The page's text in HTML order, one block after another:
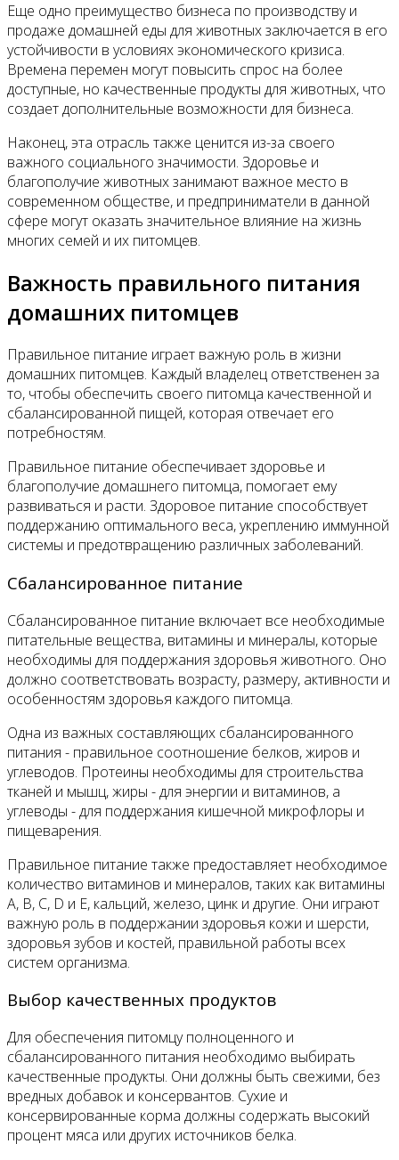
Еще одно преимущество бизнеса по производству и
продаже домашней еды для животных заключается в его
устойчивости в условиях экономического кризиса.
Времена перемен могут повысить спрос на более
доступные, но качественные продукты для животных, что
создает дополнительные возможности для бизнеса.
Наконец, эта отрасль также ценится из-за своего
важного социального значимости. Здоровье и
благополучие животных занимают важное место в
современном обществе, и предприниматели в данной
сфере могут оказать значительное влияние на жизнь
многих семей и их питомцев.
Важность правильного питания
домашних питомцев
Правильное питание играет важную роль в жизни
домашних питомцев. Каждый владелец ответственен за
то, чтобы обеспечить своего питомца качественной и
сбалансированной пищей, которая отвечает его
потребностям.
Правильное питание обеспечивает здоровье и
благополучие домашнего питомца, помогает ему
развиваться и расти. Здоровое питание способствует
поддержанию оптимального веса, укреплению иммунной
системы и предотвращению различных заболеваний.
Сбалансированное питание
Сбалансированное питание включает все необходимые
питательные вещества, витамины и минералы, которые
необходимы для поддержания здоровья животного. Оно
должно соответствовать возрасту, размеру, активности и
особенностям здоровья каждого питомца.
Одна из важных составляющих сбалансированного
питания - правильное соотношение белков, жиров и
углеводов. Протеины необходимы для строительства
тканей и мышц, жиры - для энергии и витаминов, а
углеводы - для поддержания кишечной микрофлоры и
пищеварения.
Правильное питание также предоставляет необходимое
количество витаминов и минералов, таких как витамины
А, В, С, D и Е, кальций, железо, цинк и другие. Они играют
важную роль в поддержании здоровья кожи и шерсти,
здоровья зубов и костей, правильной работы всех
систем организма.
Выбор качественных продуктов
Для обеспечения питомцу полноценного и
сбалансированного питания необходимо выбирать
качественные продукты. Они должны быть свежими, без
вредных добавок и консервантов. Сухие и
консервированные корма должны содержать высокий
процент мяса или других источников белка.